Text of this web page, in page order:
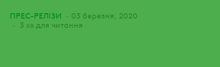
ПРЕС-РЕЛІЗИ
03 березня, 2020
3 хв для читання